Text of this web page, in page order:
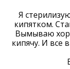
Я
кипятком.
Вымываю
кипячу. И все